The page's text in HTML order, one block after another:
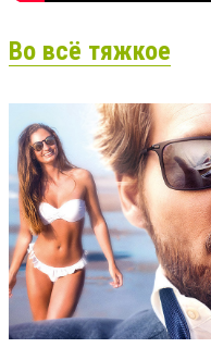
Во всё тяжкое